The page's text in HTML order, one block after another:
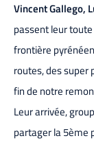
Vincent Gallego,
passent leur
frontière
routes, des super
fin de notre
Leur arrivée,
partager la 5ème